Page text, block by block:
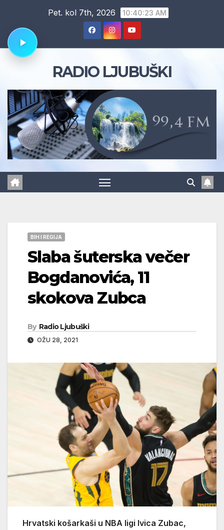
content
Pet. kol 7th, 2026 10:40:24 AM
RADIO LJUBUŠKI
BIH I REGIJA
Slaba šuterska večer
Bogdanovića, 11
skokova Zubca
By Radio Ljubuški
OŽU 28, 2021
Hrvatski košarkaši u NBA ligi Ivica Zubac,